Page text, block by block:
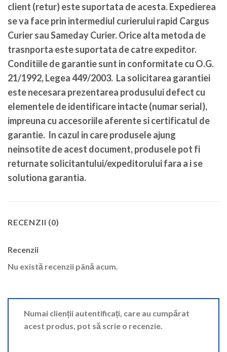
client (retur) este suportata de acesta. Expedierea
se va face prin intermediul curierului rapid Cargus
Curier sau Sameday Curier. Orice alta metoda de
trasnporta este suportata de catre expeditor.
Conditiile de garantie sunt in conformitate cu O.G.
21/1992, Legea 449/2003. La solicitarea garantiei
este necesara prezentarea produsului defect cu
elementele de identificare intacte (numar serial),
impreuna cu accesoriile aferente si certificatul de
garantie. In cazul in care produsele ajung
neinsotite de acest document, produsele pot fi
returnate solicitantului/expeditorului fara a i se
solutiona garantia.
RECENZII (0)
Recenzii
Nu există recenzii până acum.
Numai clienții autentificați, care au cumpărat
acest produs, pot să scrie o recenzie.